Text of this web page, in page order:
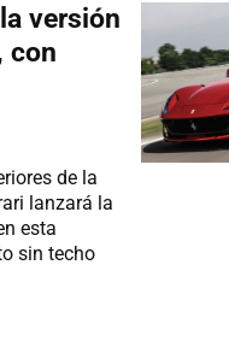
versión
con
de la
lanzará la
esta
sin techo